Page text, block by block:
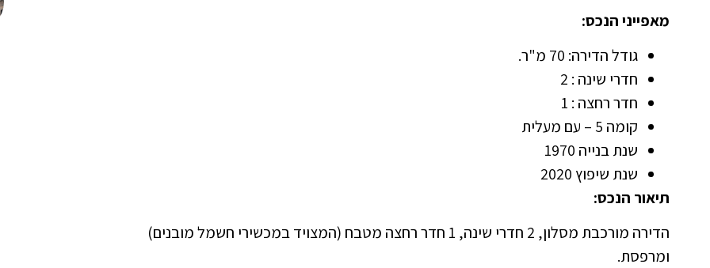
מאפייני הנכס:
גודל הדירה: 70 מ"ר.
חדרי שינה : 2
חדר רחצה : 1
קומה 5 – עם מעלית
שנת בנייה 1970
שנת שיפוץ 2020
תיאור הנכס:
הדירה מורכבת מסלון, 2 חדרי שינה, 1 חדר רחצה מטבח (המצויד במכשירי חשמל מובנים)
ומרפסת.